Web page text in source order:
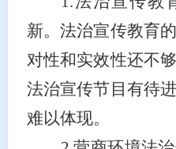
新。法治宣传教育
对性和实效性还不
法治宣传节目有待
难以体现。